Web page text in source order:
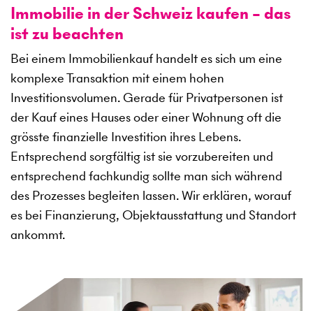
Immobilie in der Schweiz kaufen – das
ist zu beachten
Bei einem Immobilienkauf handelt es sich um eine
komplexe Transaktion mit einem hohen
Investitionsvolumen. Gerade für Privatpersonen ist
der Kauf eines Hauses oder einer Wohnung oft die
grösste finanzielle Investition ihres Lebens.
Entsprechend sorgfältig ist sie vorzubereiten und
entsprechend fachkundig sollte man sich während
des Prozesses begleiten lassen. Wir erklären, worauf
es bei Finanzierung, Objektausstattung und Standort
ankommt.